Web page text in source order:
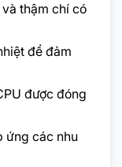
thậm chí có
để đảm
được đóng
ứng các nhu